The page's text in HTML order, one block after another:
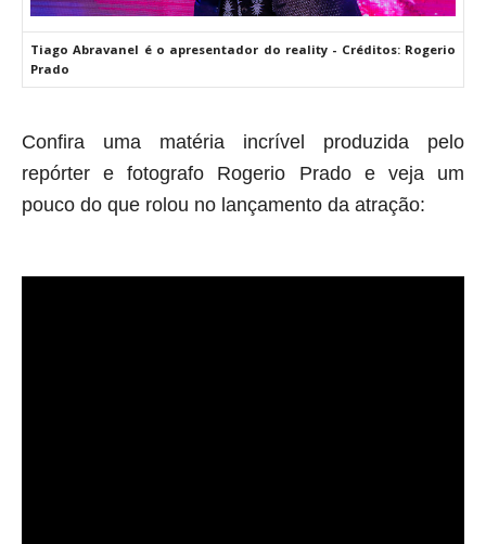
Tiago Abravanel é o apresentador do reality - Créditos: Rogerio
Prado
Confira uma matéria incrível produzida pelo
repórter e fotografo Rogerio Prado e veja um
pouco do que rolou no lançamento da atração: